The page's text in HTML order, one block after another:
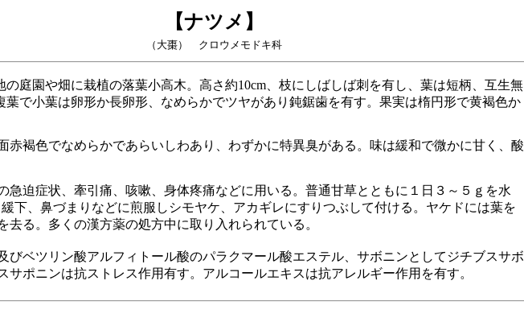
【ナツメ】
（大棗） クロウメモドキ科
庭園や畑に栽植の落葉小高木。高さ約10cm、枝にしばしば刺を有し、葉は短柄、互生無
で小葉は卵形か長卵形、なめらかでツヤがあり鈍鋸歯を有す。果実は楕円形で黄褐色か
褐色でなめらかであらいしわあり、わずかに特異臭がある。味は緩和で微かに甘く、酸
迫症状、牽引痛、咳嗽、身体疼痛などに用いる。普通甘草とともに１日３～５ｇを水
下、鼻づまりなどに煎服しシモヤケ、アカギレにすりつぶして付ける。ヤケドには葉を
る。多くの漢方薬の処方中に取り入れられている。
ベツリン酸アルフィトール酸のパラクマール酸エステル、サボニンとしてジチブスサボ
サポニンは抗ストレス作用有す。アルコールエキスは抗アレルギー作用を有す。